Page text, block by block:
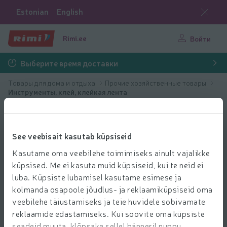
See veebisait kasutab küpsiseid
Kasutame oma veebilehe toimimiseks ainult vajalikke
küpsised. Me ei kasuta muid küpsiseid, kui te neid ei
luba. Küpsiste lubamisel kasutame esimese ja
kolmanda osapoole jõudlus- ja reklaamiküpsiseid oma
veebilehe täiustamiseks ja teie huvidele sobivamate
reklaamide edastamiseks. Kui soovite oma küpsiste
Estonian English
Rimi.ee Войти
Выберите время доставки
Товары для дома и отдыха
Прочие хозяйственные товары
Инструменты, клей, клейкая лента